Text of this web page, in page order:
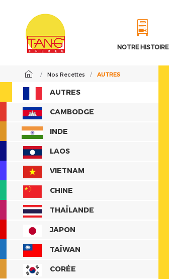
NOTRE HISTOIRE
/ Nos Recettes / AUTRES
AUTRES
CAMBODGE
INDE
LAOS
VIETNAM
CHINE
THAÏLANDE
JAPON
TAÏWAN
CORÉE